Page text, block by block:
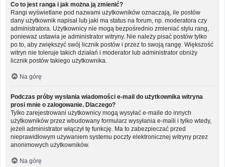
Co to jest ranga i jak można ją zmienić?
Rangi wyświetlane pod nazwami użytkowników oznaczają, ile postów
dany użytkownik napisał lub jaki ma status na forum, np. moderatora czy
administratora. Użytkownicy nie mogą bezpośrednio zmieniać stylu rang,
ponieważ ustawia je administrator witryny. Nie należy pisać postów tylko
po to, aby zwiększyć swój licznik postów i przez to swoją rangę. Większość
witryn nie toleruje takich działań i moderator lub administrator obniży
licznik postów takiego użytkownika.
Na górę
Podczas próby wysłania wiadomości e-mail do użytkownika witryna
prosi mnie o zalogowanie. Dlaczego?
Tylko zarejestrowani użytkownicy mogą wysyłać e-maile do innych
użytkowników przez wbudowany formularz wysyłania e-maili i tylko wtedy,
jeżeli administrator włączył tę funkcję. Ma to zabezpieczać przed
nieprawidłowym używaniem systemu poczty elektronicznej witryny przez
anonimowych użytkowników.
Na górę